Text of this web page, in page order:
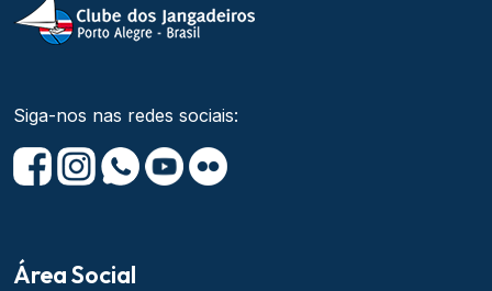
Siga-nos nas redes sociais:
Área Social